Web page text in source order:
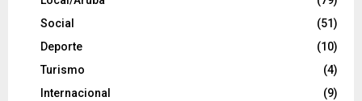
Social
(51)
Deporte
(10)
Turismo
(4)
Internacional
(9)